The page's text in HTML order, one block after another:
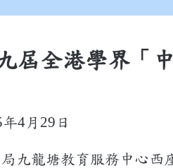
九屆全港學界「
年4 月 29 日
龍塘教育服務中心西